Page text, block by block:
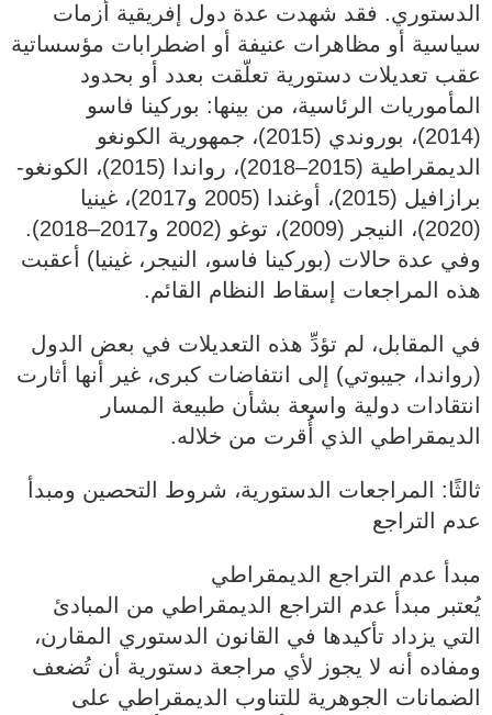
الدستوري. فقد شهدت عدة دول إفريقية أزمات
سياسية أو مظاهرات عنيفة أو اضطرابات مؤسساتية
عقب تعديلات دستورية تعلّقت بعدد أو بحدود
المأموريات الرئاسية، من بينها: بوركينا فاسو
(2014)، بوروندي (2015)، جمهورية الكونغو
الديمقراطية (2015–2018)، رواندا (2015)، الكونغو-
برازافيل (2015)، أوغندا (2005 و2017)، غينيا
(2020)، النيجر (2009)، توغو (2002 و2017–2018).
وفي عدة حالات (بوركينا فاسو، النيجر، غينيا) أعقبت
هذه المراجعات إسقاط النظام القائم.
في المقابل، لم تؤدِّ هذه التعديلات في بعض الدول
(رواندا، جيبوتي) إلى انتفاضات كبرى، غير أنها أثارت
انتقادات دولية واسعة بشأن طبيعة المسار
الديمقراطي الذي أُُقرت من خلاله.
ثالثًا: المراجعات الدستورية، شروط التحصين ومبدأ
عدم التراجع
مبدأ عدم التراجع الديمقراطي
يُعتبر مبدأ عدم التراجع الديمقراطي من المبادئ
التي يزداد تأكيدها في القانون الدستوري المقارن،
ومفاده أنه لا يجوز لأي مراجعة دستورية أن تُضعف
الضمانات الجوهرية للتناوب الديمقراطي على